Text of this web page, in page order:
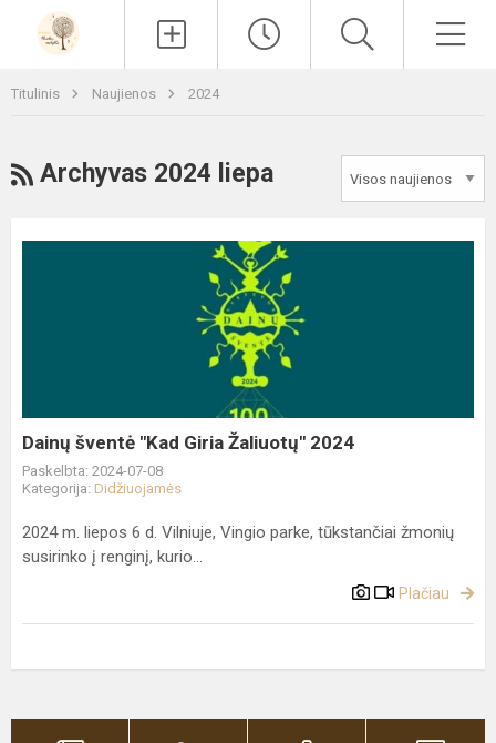
Titulinis Naujienos 2024
RSS
Archyvas 2024 liepa
Dainų šventė "Kad Giria Žaliuotų" 2024
Paskelbta: 2024-07-08
Kategorija: Didžiuojamės
2024 m. liepos 6 d. Vilniuje, Vingio parke, tūkstančiai žmonių
susirinko į renginį, kurio...
Plačiau